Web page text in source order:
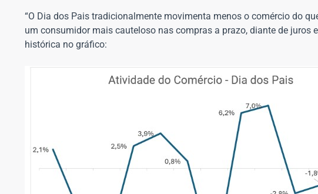
“O Dia dos Pais tradicionalmente movimenta menos o comércio do
um consumidor mais cauteloso nas compras a prazo, diante de juros
histórica no gráfico: